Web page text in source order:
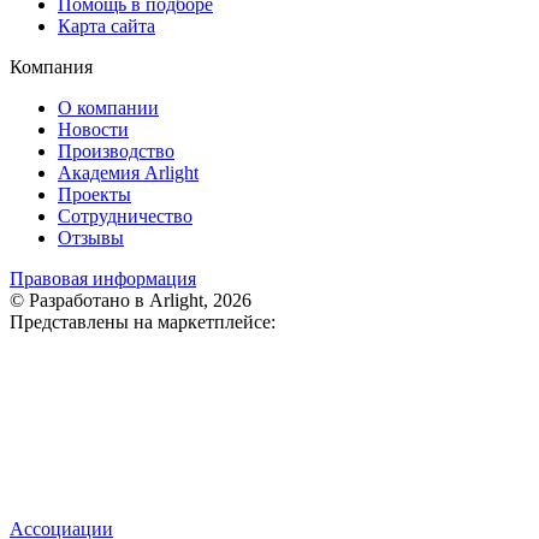
Помощь в подборе
Карта сайта
Компания
О компании
Новости
Производство
Академия Arlight
Проекты
Сотрудничество
Отзывы
Правовая информация
© Разработано в Arlight, 2026
Представлены на маркетплейсе:
Ассоциации